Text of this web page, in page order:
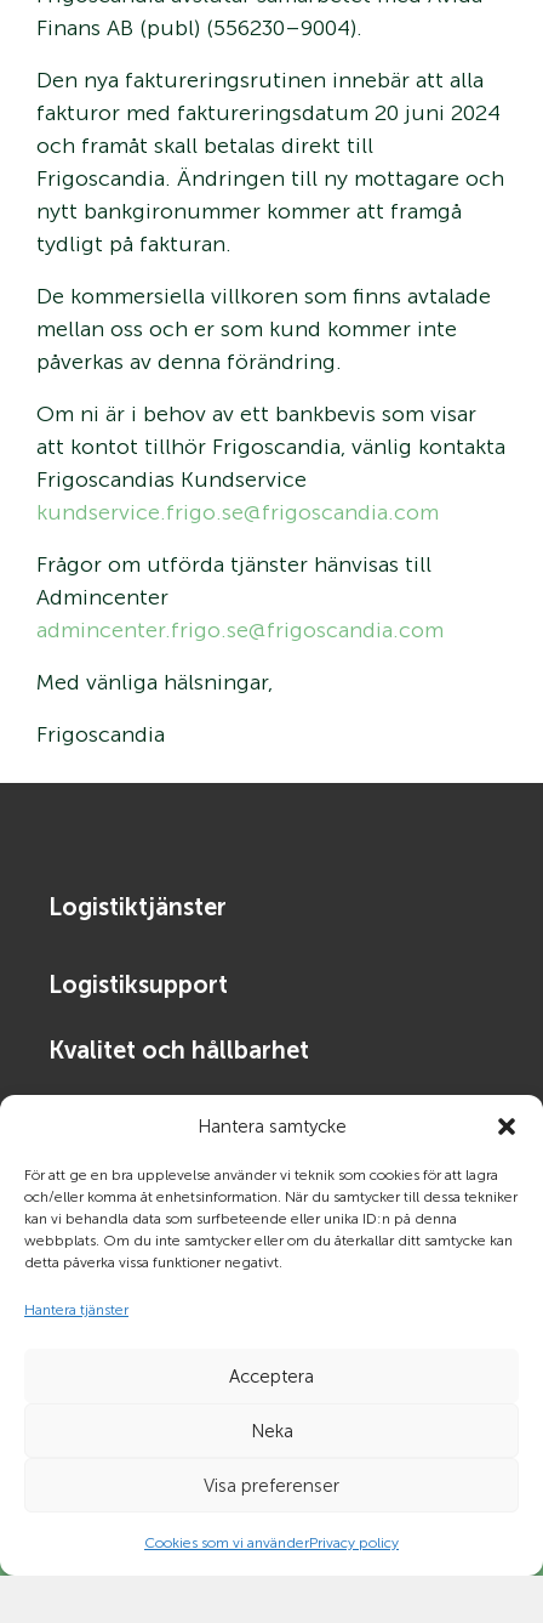
Hantera samtycke
För att ge en bra upplevelse använder vi teknik som cookies för att lagra
och/eller komma åt enhetsinformation. När du samtycker till dessa tekniker
kan vi behandla data som surfbeteende eller unika ID:n på denna
webbplats. Om du inte samtycker eller om du återkallar ditt samtycke kan
detta påverka vissa funktioner negativt.
Hantera tjänster
Acceptera
Neka
Visa preferenser
Cookies som vi använderPrivacy policy
Finans AB (publ) (556230–9004).
Den nya faktureringsrutinen innebär att alla
fakturor med faktureringsdatum 20 juni 2024
och framåt skall betalas direkt till
Frigoscandia. Ändringen till ny mottagare och
nytt bankgironummer kommer att framgå
tydligt på fakturan.
De kommersiella villkoren som finns avtalade
mellan oss och er som kund kommer inte
påverkas av denna förändring.
Om ni är i behov av ett bankbevis som visar
att kontot tillhör Frigoscandia, vänlig kontakta
Frigoscandias Kundservice
kundservice.frigo.se@frigoscandia.com
Frågor om utförda tjänster hänvisas till
Admincenter
admincenter.frigo.se@frigoscandia.com
Med vänliga hälsningar,
Frigoscandia
Logistiktjänster
Logistiksupport
Kvalitet och hållbarhet
Om Frigoscandia
Planera, boka & spåra sändning